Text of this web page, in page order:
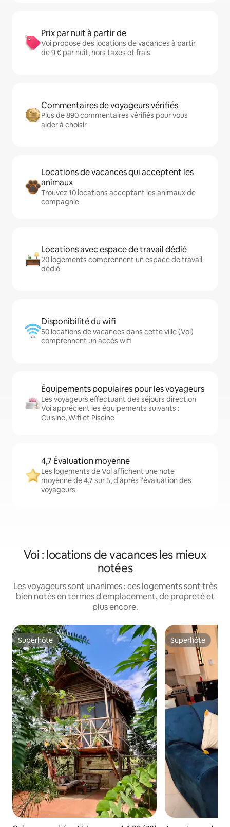
Prix par nuit à partir de
Voi propose des locations de vacances à partir
de 9 € par nuit, hors taxes et frais
Commentaires de voyageurs vérifiés
Plus de 890 commentaires vérifiés pour vous
aider à choisir
Locations de vacances qui acceptent les
animaux
Trouvez 10 locations acceptant les animaux de
compagnie
Locations avec espace de travail dédié
20 logements comprennent un espace de travail
dédié
Disponibilité du wifi
50 locations de vacances dans cette ville (Voi)
comprennent un accès wifi
Équipements populaires pour les voyageurs
Les voyageurs effectuant des séjours direction
Voi apprécient les équipements suivants :
Cuisine, Wifi et Piscine
4,7 Évaluation moyenne
Les logements de Voi affichent une note
moyenne de 4,7 sur 5, d'après l'évaluation des
voyageurs
Voi : locations de vacances les mieux
notées
Les voyageurs sont unanimes : ces logements sont très
bien notés en termes d'emplacement, de propreté et
plus encore.
Superhôte
Superhôte Superhôte
Superhôte